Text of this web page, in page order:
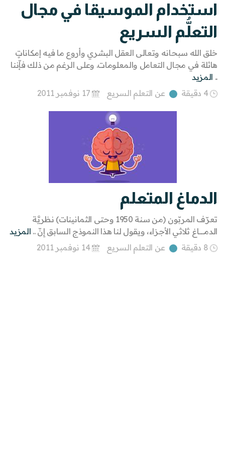
استخدام الموسيقا في مجال
التعلُّم السريع
خلق الله سبحانه وتعالى العقل البشري وأروع ما فيه إمكاناتٍ
هائلة في مجال التعامل والمعلومات. وعلى الرغم من ذلك فإّننا
.. المزيد
4 دقيقة
عن التعلم السريع
الدماغ المتعلم
تعرّف المربّون (من سنة 1950 وحتى الثمانينات) نظريَّة
الدمــــــاغ ثلاثي الأجزاء، ويقول لنا هذا النموذج السابق إِنّ .. المزيد
8 دقيقة
عن التعلم السريع 14 نوفمبر 2011